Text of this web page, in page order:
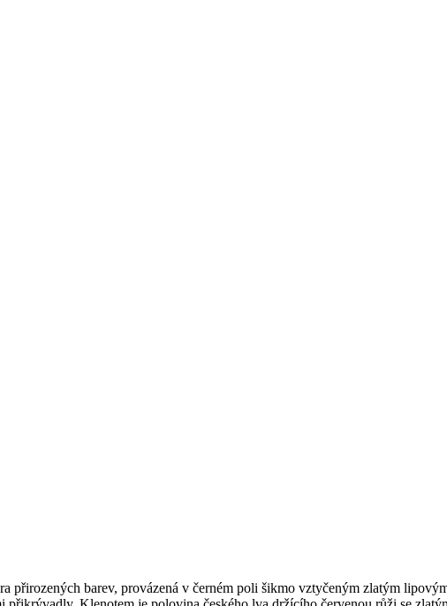
přirozených barev, provázená v černém poli šikmo vztyčeným zlatým